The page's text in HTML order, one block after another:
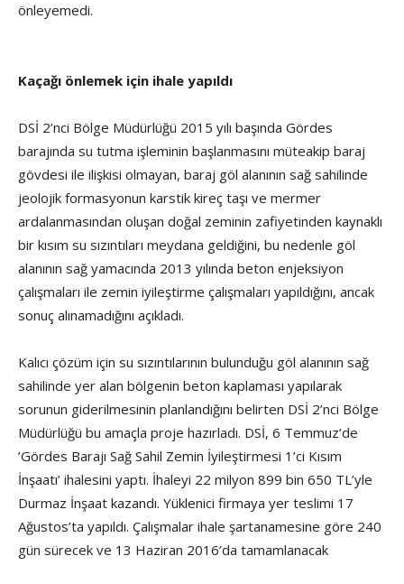
önleyemedi.
Kaçağı önlemek için ihale yapıldı
DSİ 2’nci Bölge Müdürlüğü 2015 yılı başında Gördes
barajında su tutma işleminin başlanmasını müteakip baraj
gövdesi ile ilişkisi olmayan, baraj göl alanının sağ sahilinde
jeolojik formasyonun karstik kireç taşı ve mermer
ardalanmasından oluşan doğal zeminin zafiyetinden kaynaklı
bir kısım su sızıntıları meydana geldiğini, bu nedenle göl
alanının sağ yamacında 2013 yılında beton enjeksiyon
çalışmaları ile zemin iyileştirme çalışmaları yapıldığını, ancak
sonuç alınamadığını açıkladı.
Kalıcı çözüm için su sızıntılarının bulunduğu göl alanının sağ
sahilinde yer alan bölgenin beton kaplaması yapılarak
sorunun giderilmesinin planlandığını belirten DSİ 2’nci Bölge
Müdürlüğü bu amaçla proje hazırladı. DSİ, 6 Temmuz’de
’Gördes Barajı Sağ Sahil Zemin İyileştirmesi 1’ci Kısım
İnşaatı’ ihalesini yaptı. İhaleyi 22 milyon 899 bin 650 TL’yle
Durmaz İnşaat kazandı. Yüklenici firmaya yer teslimi 17
Ağustos’ta yapıldı. Çalışmalar ihale şartanamesine göre 240
gün sürecek ve 13 Haziran 2016’da tamamlanacak